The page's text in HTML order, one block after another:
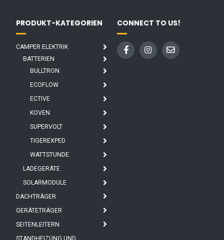
PRODUKT-KATEGORIEN
CAMPER ELEKTRIK
BATTERIEN
BULLTRON
ECOFLOW
ECTIVE
KOVEN
SUPERVOLT
TIGEREXPED
WATTSTUNDE
LADEGERÄTE
SOLARMODULE
DACHTRÄGER
GERÄTETRÄGER
SEITENLEITERN
STANDHEIZUNG UND
CONNECT TO US!